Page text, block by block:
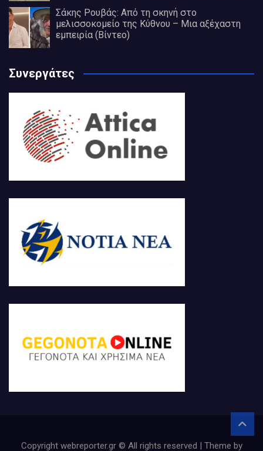
Σάκης Ρουβάς: Από τη σκηνή στο
μελισσοκομείο της Κύθνου – Μια αξέχαστη
εμπειρία (Βίντεο)
Συνεργάτες
Copyright webreporter.gr © All rights reserved | Theme by